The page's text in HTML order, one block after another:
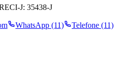
J: 35438-J
WhatsApp (11)
Telefone (11)